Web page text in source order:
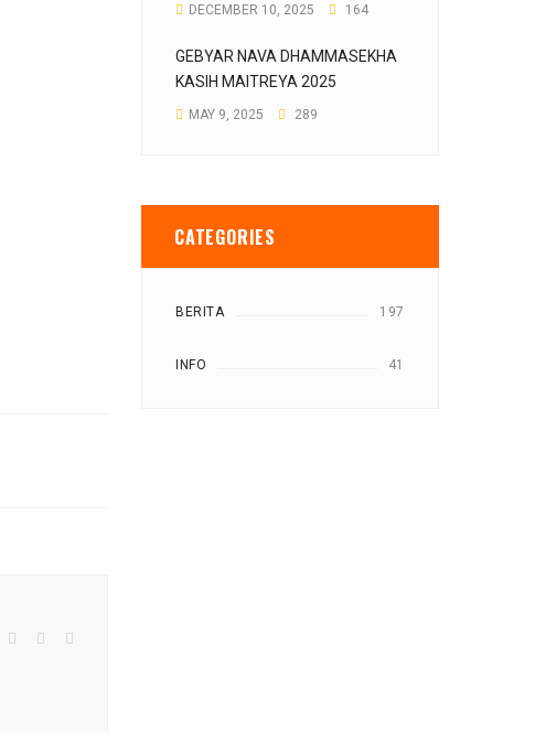
DECEMBER 10, 2025 164
GEBYAR NAVA DHAMMASEKHA
KASIH MAITREYA 2025
MAY 9, 2025 289
CATEGORIES
BERITA 197
INFO 41